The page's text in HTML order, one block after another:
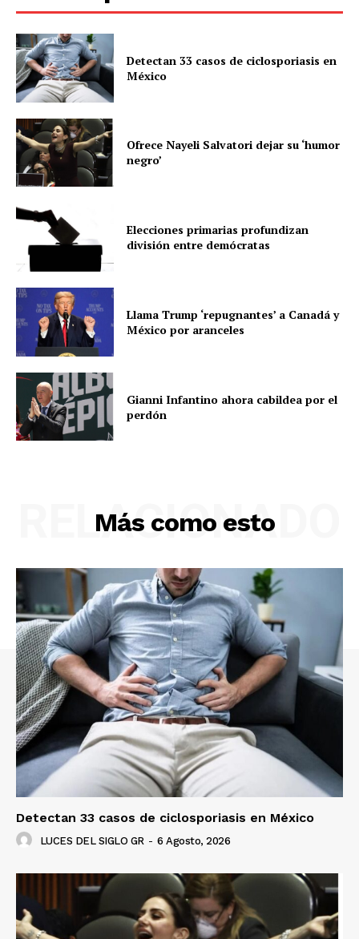
Detectan 33 casos de ciclosporiasis en
México
Ofrece Nayeli Salvatori dejar su ‘humor
negro’
Elecciones primarias profundizan
división entre demócratas
Llama Trump ‘repugnantes’ a Canadá y
México por aranceles
Gianni Infantino ahora cabildea por el
perdón
Más como esto
RELACIONADO
Detectan 33 casos de ciclosporiasis en México
LUCES DEL SIGLO GR - 6 Agosto, 2026